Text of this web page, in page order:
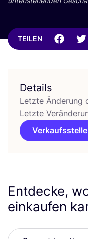
TEILEN
Details
Letzte Änderung
Letzte
Entdecke,
einkaufen